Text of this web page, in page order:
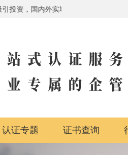
地办公地点，行业体系全覆盖
认证专题 证书查询